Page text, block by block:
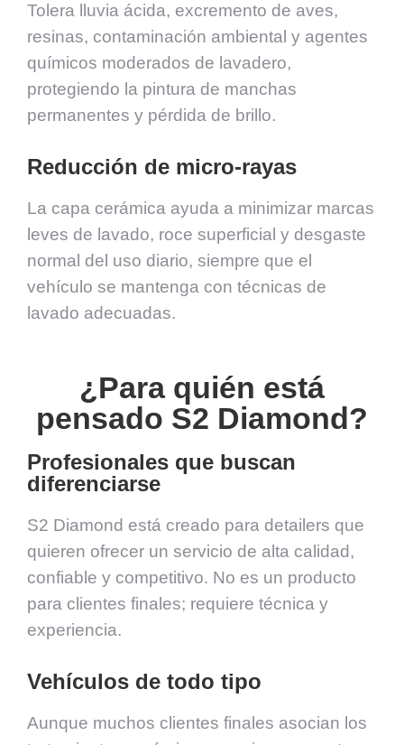
Tolera lluvia ácida, excremento de aves,
resinas, contaminación ambiental y agentes
químicos moderados de lavadero,
protegiendo la pintura de manchas
permanentes y pérdida de brillo.
Reducción de micro-rayas
La capa cerámica ayuda a minimizar marcas
leves de lavado, roce superficial y desgaste
normal del uso diario, siempre que el
vehículo se mantenga con técnicas de
lavado adecuadas.
¿Para quién está
pensado S2 Diamond?
Profesionales que buscan
diferenciarse
S2 Diamond está creado para detailers que
quieren ofrecer un servicio de alta calidad,
confiable y competitivo. No es un producto
para clientes finales; requiere técnica y
experiencia.
Vehículos de todo tipo
Aunque muchos clientes finales asocian los